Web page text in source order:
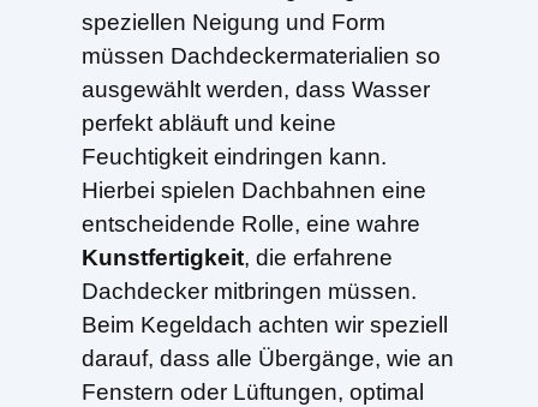
speziellen Neigung und Form
müssen Dachdeckermaterialien so
ausgewählt werden, dass Wasser
perfekt abläuft und keine
Feuchtigkeit eindringen kann.
Hierbei spielen Dachbahnen eine
entscheidende Rolle, eine wahre
Kunstfertigkeit, die erfahrene
Dachdecker mitbringen müssen.
Beim Kegeldach achten wir speziell
darauf, dass alle Übergänge, wie an
Fenstern oder Lüftungen, optimal